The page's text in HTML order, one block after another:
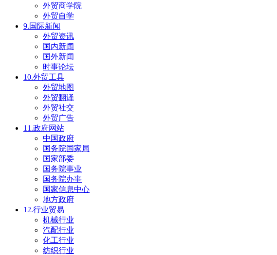
外贸商学院
外贸自学
9.国际新闻
外贸资讯
国内新闻
国外新闻
时事论坛
10.外贸工具
外贸地图
外贸翻译
外贸社交
外贸广告
11.政府网站
中国政府
国务院国家局
国家部委
国务院事业
国务院办事
国家信息中心
地方政府
12.行业贸易
机械行业
汽配行业
化工行业
纺织行业